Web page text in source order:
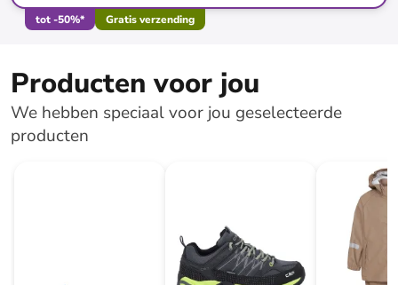
tot-50%* Gratis verzending
Producten voor jou
We hebben speciaal voor jou geselecteerde
producten